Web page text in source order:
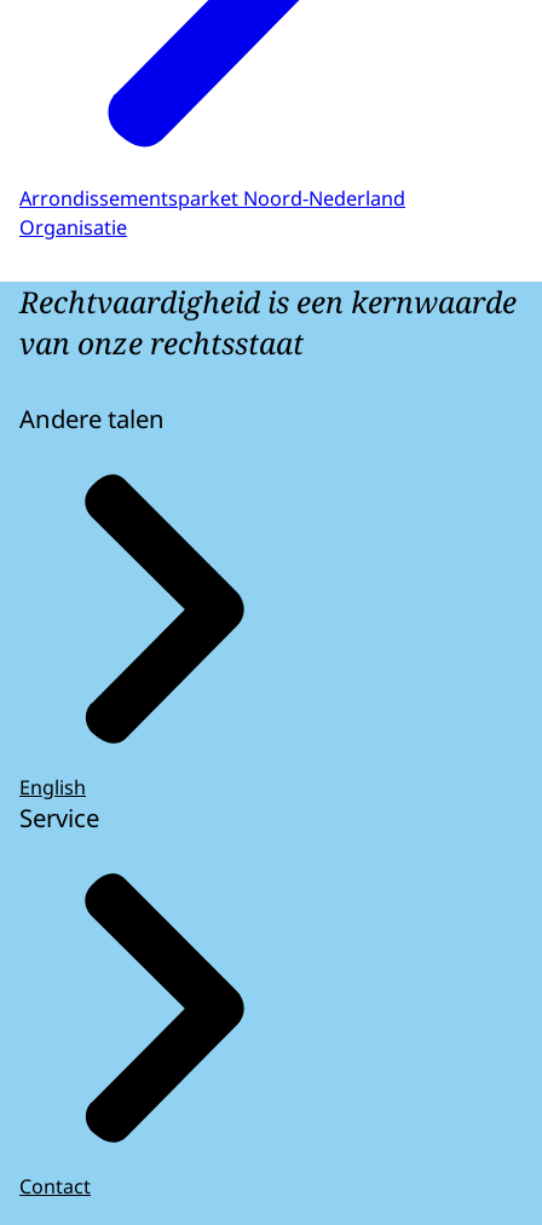
Arrondissementsparket Noord-Nederland
Organisatie
Rechtvaardigheid is een kernwaarde
van onze rechtsstaat
Andere talen
English
Service
Contact